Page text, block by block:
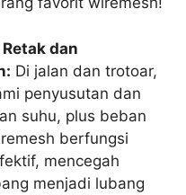
dan
Di jalan dan trotoar,
penyusutan dan
suhu, plus beban
berfungsi
mencegah
menjadi lubang